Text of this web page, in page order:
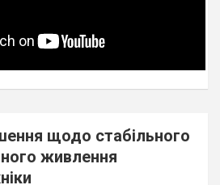
щодо стабільного
живлення